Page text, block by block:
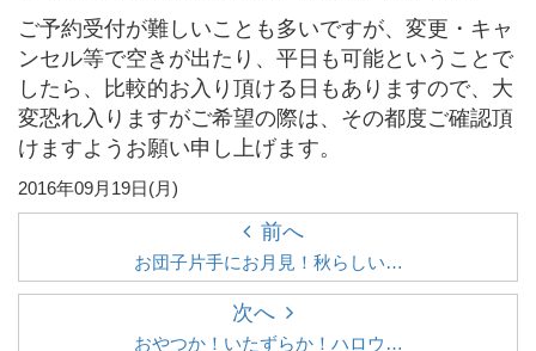
ご予約受付が難しいことも多いですが、変更・キャ
ンセル等で空きが出たり、平日も可能ということで
したら、比較的お入り頂ける日もありますので、大
変恐れ入りますがご希望の際は、その都度ご確認頂
けますようお願い申し上げます。
2016年09月19日(月)
前へ
お団子片手にお月見！秋らしい…
次へ
おやつか！いたずらか！ハロウ…